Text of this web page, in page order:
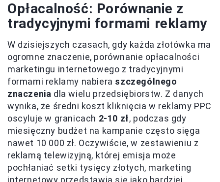
Opłacalność: Porównanie z
tradycyjnymi formami reklamy
W dzisiejszych czasach, gdy każda złotówka ma
ogromne znaczenie, porównanie opłacalności
marketingu internetowego z tradycyjnymi
formami reklamy nabiera szczególnego
znaczenia dla wielu przedsiębiorstw. Z danych
wynika, że średni koszt kliknięcia w reklamy PPC
oscyluje w granicach 2-10 zł, podczas gdy
miesięczny budżet na kampanie często sięga
nawet 10 000 zł. Oczywiście, w zestawieniu z
reklamą telewizyjną, której emisja może
pochłaniać setki tysięcy złotych, marketing
internetowy przedstawia się jako bardziej